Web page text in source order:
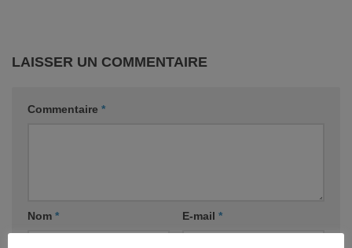
LAISSER UN COMMENTAIRE
Commentaire *
Nom * E-mail *